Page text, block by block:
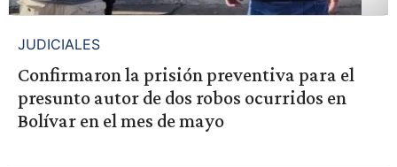
JUDICIALES
Confirmaron la prisión preventiva para el
presunto autor de dos robos ocurridos en
Bolívar en el mes de mayo